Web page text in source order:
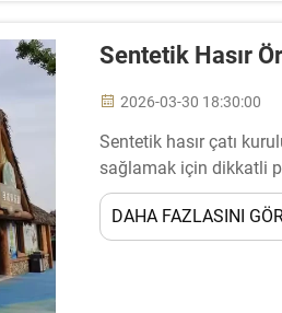
Sentetik Hasır
2026-03-30 18:30:00
Sentetik hasır çatı
sağlamak için dikkatli
kurulum kılavuzu,
DAHA FAZLASINI